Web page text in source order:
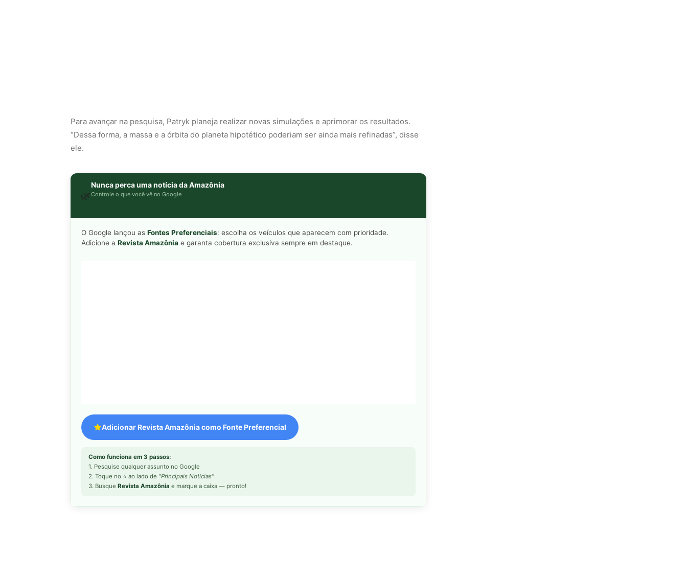
Para avançar na pesquisa, Patryk planeja realizar novas simulações e aprimorar os resultados.
“Dessa forma, a massa e a órbita do planeta hipotético poderiam ser ainda mais refinadas”, disse
ele.
🌿
Nunca perca uma notícia da Amazônia
Controle o que você vê no Google
O Google lançou as Fontes Preferenciais: escolha os veículos que aparecem com prioridade.
Adicione a Revista Amazônia e garanta cobertura exclusiva sempre em destaque.
Adicionar Revista Amazônia como Fonte Preferencial
Como funciona em 3 passos:
1. Pesquise qualquer assunto no Google
2. Toque no ⭐ ao lado de "Principais Notícias"
3. Busque Revista Amazônia e marque a caixa — pronto!